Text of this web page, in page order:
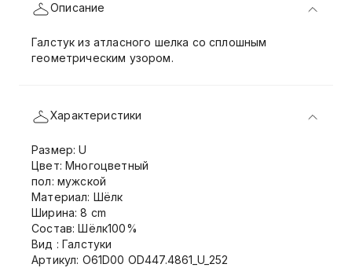
Описание
Галстук из атласного шелка со сплошным
геометрическим узором.
Характеристики
Размер: U
Цвет: Многоцветный
пол: мужской
Материал: Шёлк
Ширина: 8 cm
Состав: Шёлк100%
Вид : Галстуки
Артикул: O61D00 OD447.4861_U_252